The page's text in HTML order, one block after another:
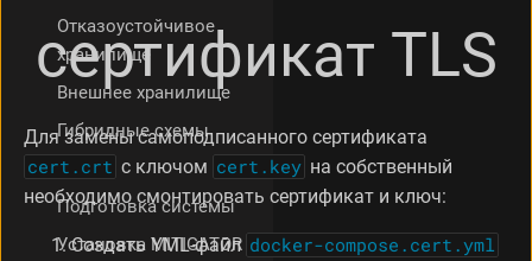
сертификат TLS
Для замены самоподписанного сертификата
cert.crt с ключом cert.key на собственный
необходимо смонтировать сертификат и ключ:
Создать YML‑файл docker-compose.cert.yml
Отказоустойчивое
хранилище
Внешнее хранилище
Гибридные схемы
Вручную
Подготовка системы
Установка MITIGATOR